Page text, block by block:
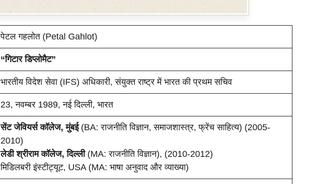
पेटल गहलोत (Petal Gahlot)
“गिटार डिप्लोमैट”
भारतीय विदेश सेवा (IFS) अधिकारी, संयुक्त राष्ट्र में भारत की प्रथम सचिव
23, नवम्बर 1989, नई दिल्ली, भारत
सेंट जेवियर्स कॉलेज, मुंबई(BA: राजनीति विज्ञान, समाजशास्त्र, फ्रेंच साहित्य) (2005-
2010)
लेडी श्रीराम कॉलेज, दिल्ली(MA: राजनीति विज्ञान), (2010-2012)
मिडिलबरी इंस्टीट्यूट, USA (MA: भाषा अनुवाद और व्याख्या)